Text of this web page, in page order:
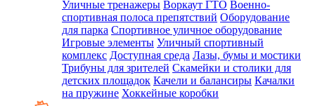
Уличные тренажеры Воркаут ГТО Военно-
спортивная полоса препятствий Оборудование
для парка Спортивное уличное оборудование
Игровые элементы Уличный спортивный
комплекс Доступная среда Лазы, бумы и мостики
Трибуны для зрителей Скамейки и столики для
детских площадок Качели и балансиры Качалки
на пружине Хоккейные коробки